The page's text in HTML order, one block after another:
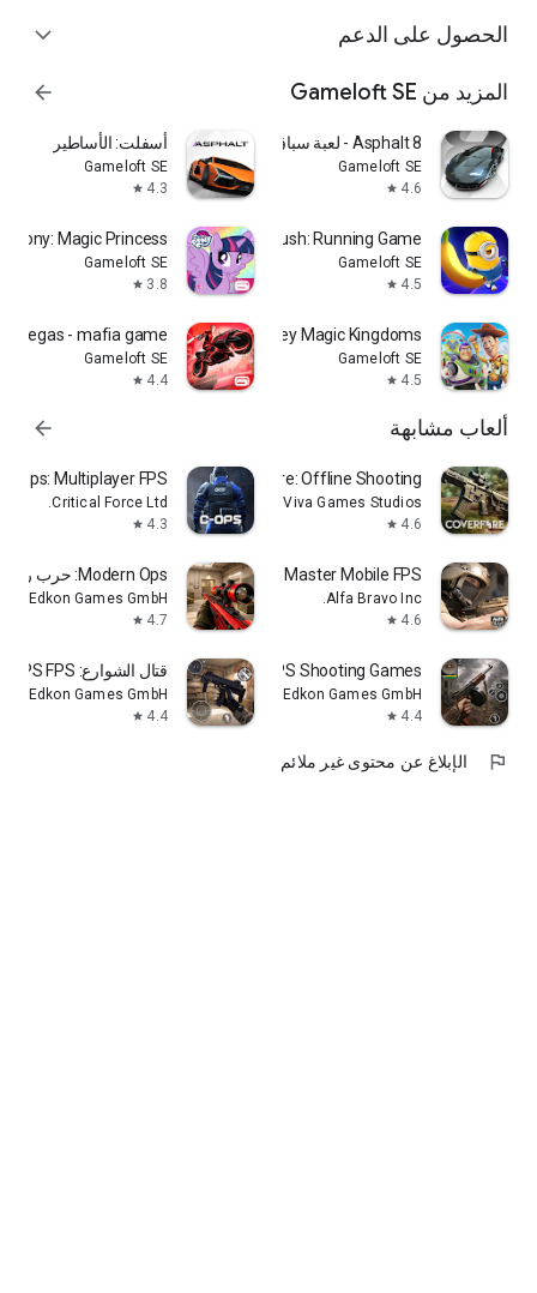
الحصول على الدعم expand_more
المزيد من Gameloft SE arrow_forward
Asphalt 8 - لعبة سباق سيارات
Gameloft SE
4.6
star
أسفلت: الأساطير
Gameloft SE
4.3
star
Minion Rush: Running Game
Gameloft SE
4.5
star
Pony: Magic Princess
Gameloft SE
3.8
star
Disney Magic Kingdoms
Gameloft SE
4.5
star
Vegas - mafia game
Gameloft SE
4.4
star
ألعاب مشابهة arrow_forward
Cover Fire: Offline Shooting
Viva Games Studios
4.6
star
Ops: Multiplayer FPS
Critical Force Ltd.
4.3
star
Combat Master Mobile FPS
Alfa Bravo Inc.
4.6
star
Modern Ops: حرب رشاشات أونلاين
Edkon Games GmbH
4.7
star
World War 2－FPS Shooting Games
Edkon Games GmbH
4.4
star
قتال الشوارع: Tactical OPS FPS
Edkon Games GmbH
4.4
star
flag الإبلاغ عن محتوى غير ملائم